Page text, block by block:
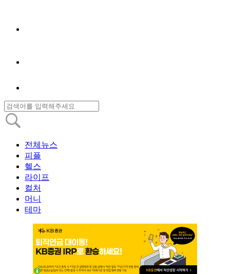
전체뉴스
피플
헬스
라이프
컬처
머니
테마